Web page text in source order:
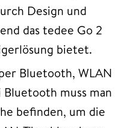
Design und
das tedee Go 2
bietet.
Bluetooth, WLAN
muss man
befinden, um die